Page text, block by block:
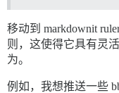
移动到 markdownit
则，这使得它具有灵
为。
例如，我想推送一些